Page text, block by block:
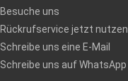
Besuche uns
Rückrufservice jetzt nutzen
Schreibe uns eine E-Mail
Schreibe uns auf WhatsApp